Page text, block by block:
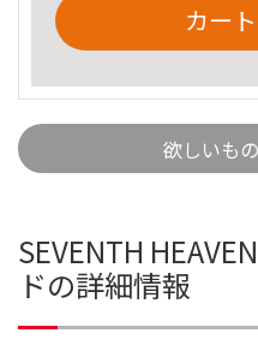
カー
欲しいも
SEVENTH
ドの詳細情報